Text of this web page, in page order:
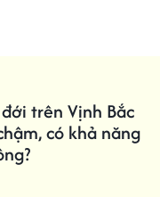
trên Vịnh Bắc
có khả năng